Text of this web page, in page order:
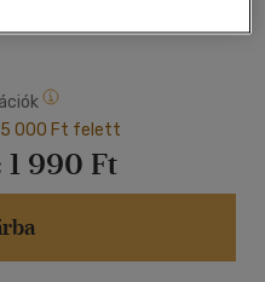
000 Ft felett
1 990 Ft